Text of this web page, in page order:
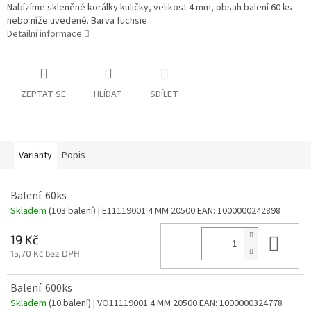
Nabízíme skleněné korálky kuličky, velikost 4 mm, obsah balení 60 ks
nebo níže uvedené. Barva fuchsie
Detailní informace
ZEPTAT SE HLÍDAT SDÍLET
Varianty Popis
Balení: 60ks
Skladem (103 balení) | E11119001 4 MM 20500EAN: 1000000242898
19 Kč
15,70 Kč bez DPH
Balení: 600ks
Skladem (10 balení) | VO11119001 4 MM 20500EAN: 1000000324778